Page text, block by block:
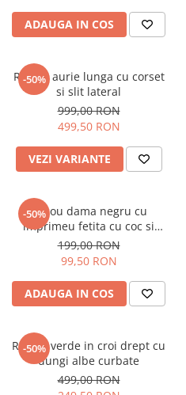
ADAUGA IN COS
-50%
Rochie aurie lunga cu corset
si slit lateral
999,00 RON
499,50 RON
VEZI VARIANTE
-50%
Tricou dama negru cu
imprimeu fetita cu coc si
ochelari albastrii
199,00 RON
99,50 RON
ADAUGA IN COS
-50%
Rochie verde in croi drept cu
dungi albe curbate
499,00 RON